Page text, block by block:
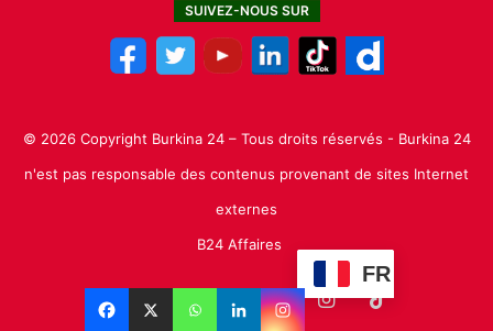
SUIVEZ-NOUS SUR
© 2026 Copyright Burkina 24 – Tous droits réservés - Burkina 24
n'est pas responsable des contenus provenant de sites Internet
externes
B24 Affaires
FR
Facebook LinkedinYouTubeInstagram
TikTok